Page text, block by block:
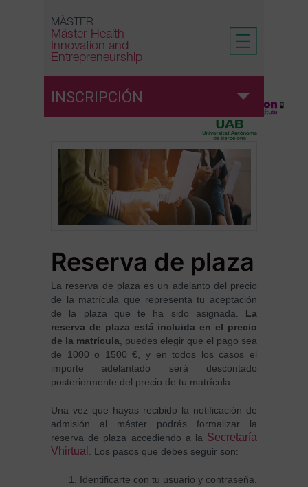
to
content
MÀSTER
Máster Health
Innovation and
Entrepreneurship
INSCRIPCIÓN
Preinscripción
Reserva de plaza
Matrícula
Reserva de plaza
La reserva de plaza es un adelanto del precio
de la matrícula que representa tu aceptación
de la plaza que te ha sido asignada. La
reserva de plaza está incluida en el precio
de la matrícula , puedes elegir que el pago sea
de 1000 o 1500 €, y en todos los casos el
importe adelantado será descontado
posteriormente del precio de tu matrícula.
Una vez que hayas recibido la notificación de
admisión al máster podrás formalizar la
reserva de plaza accediendo a la Secretaría
Vhirtual
. Los pasos que debes seguir son:
Identificarte con tu usuario y contraseña.